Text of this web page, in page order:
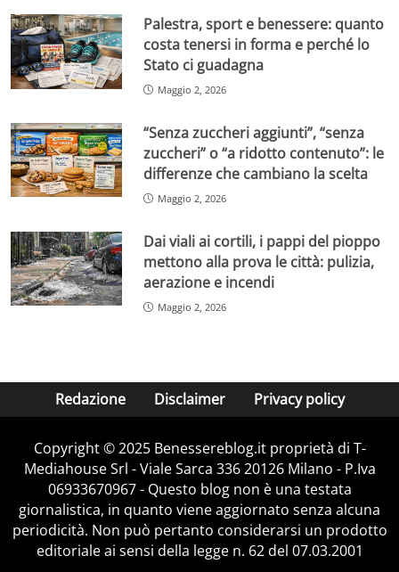
Palestra, sport e benessere: quanto
costa tenersi in forma e perché lo
Stato ci guadagna
Maggio 2, 2026
“Senza zuccheri aggiunti”, “senza
zuccheri” o “a ridotto contenuto”: le
differenze che cambiano la scelta
Maggio 2, 2026
Dai viali ai cortili, i pappi del pioppo
mettono alla prova le città: pulizia,
aerazione e incendi
Maggio 2, 2026
Redazione Disclaimer Privacy policy
Copyright © 2025 Benessereblog.it proprietà di T-
Mediahouse Srl - Viale Sarca 336 20126 Milano - P.Iva
06933670967 - Questo blog non è una testata
giornalistica, in quanto viene aggiornato senza alcuna
periodicità. Non può pertanto considerarsi un prodotto
editoriale ai sensi della legge n. 62 del 07.03.2001